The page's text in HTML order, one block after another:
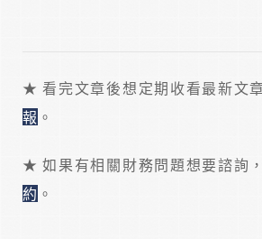
★ 看完文章後想定期收看最新文
報 。
★ 如果有相關財務問題想要諮詢
約 。